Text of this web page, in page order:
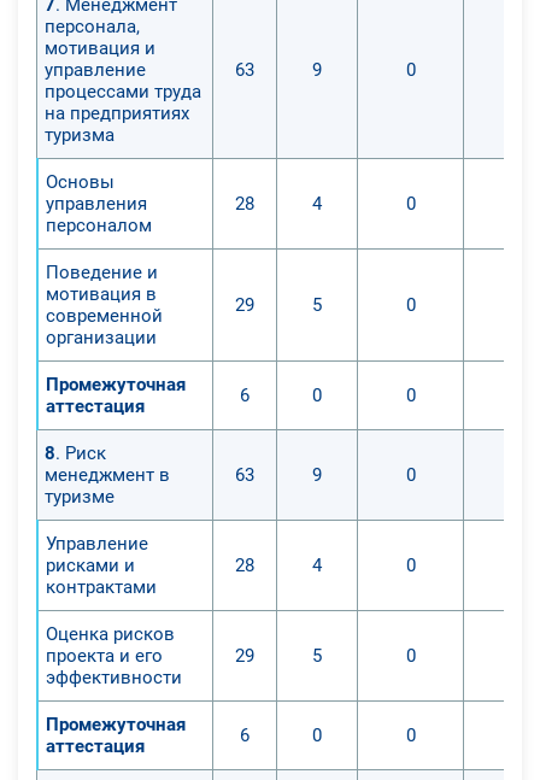
7. Менеджмент
персонала,
мотивация и
управление
процессами труда
на предприятиях
туризма
63 9 0
Основы
управления
персоналом
28 4 0
Поведение и
мотивация в
современной
организации
29 5 0
Промежуточная
аттестация
6 0 0
8. Риск
менеджмент в
туризме
63 9 0
Управление
рисками и
контрактами
28 4 0
Оценка рисков
проекта и его
эффективности
29 5 0
Промежуточная
аттестация
6 0 0